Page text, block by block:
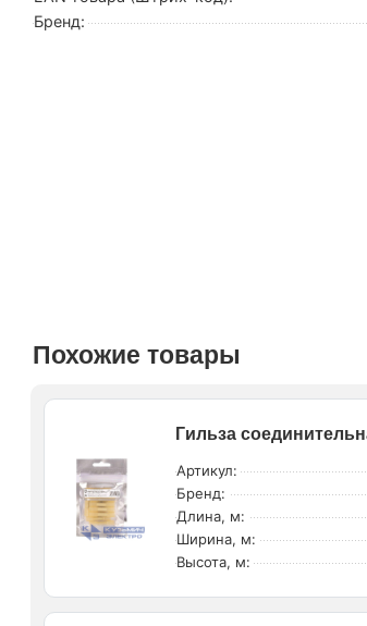
Бренд:
Похожие товары
Гильза
Артикул:
Бренд:
Длина, м:
Ширина, м:
Высота, м: